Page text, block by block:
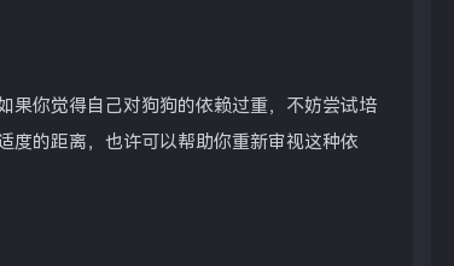
果你觉得自己对狗狗的依赖过重，不妨尝试培
度的距离，也许可以帮助你重新审视这种依